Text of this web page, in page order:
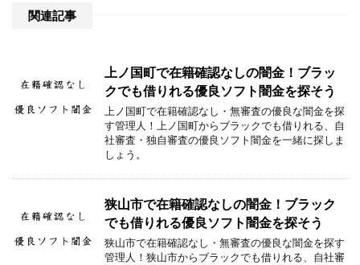
関連記事
上ノ国町で在籍確認なしの闇金！ブラッ
クでも借りれる優良ソフト闇金を探そう
上ノ国町で在籍確認なし・無審査の優良な闇金を探
す管理人！上ノ国町からブラックでも借りれる、自
社審査・独自審査の優良ソフト闇金を一緒に探しま
しょう。
狭山市で在籍確認なしの闇金！ブラック
でも借りれる優良ソフト闇金を探そう
狭山市で在籍確認なし・無審査の優良な闇金を探す
管理人！狭山市からブラックでも借りれる、自社審